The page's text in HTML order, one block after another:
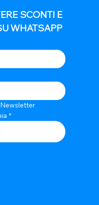
SCONTI E
WHATSAPP
*